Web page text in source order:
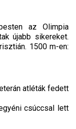
az Olimpia
újabb sikereket.
1500 m-en:
atléták fedett
csúccsal lett